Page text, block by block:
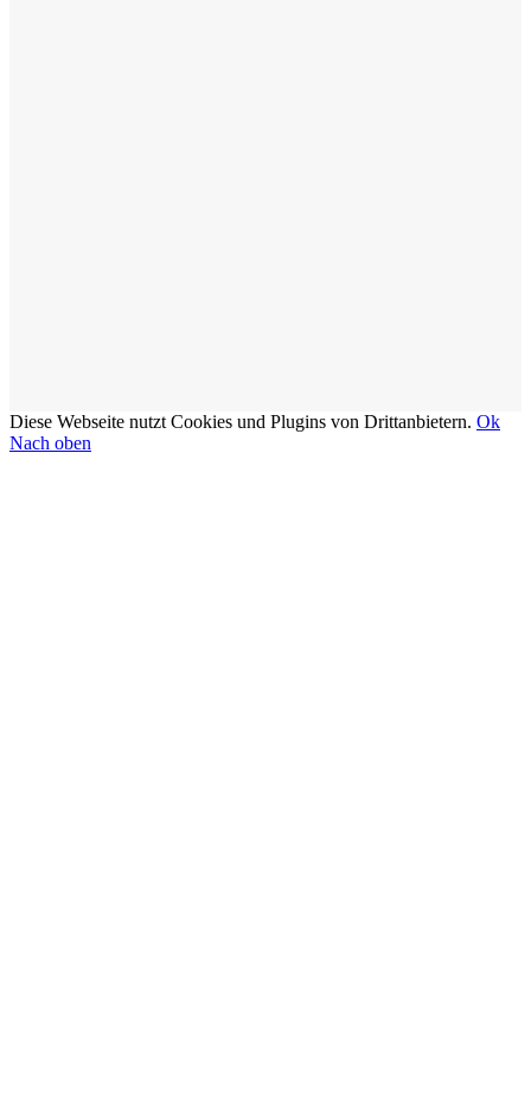
Diese Webseite nutzt Cookies und Plugins von Drittanbietern. Ok
Nach oben